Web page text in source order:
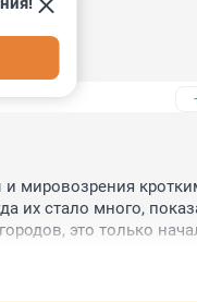
и мировозрения
их стало много,
это только